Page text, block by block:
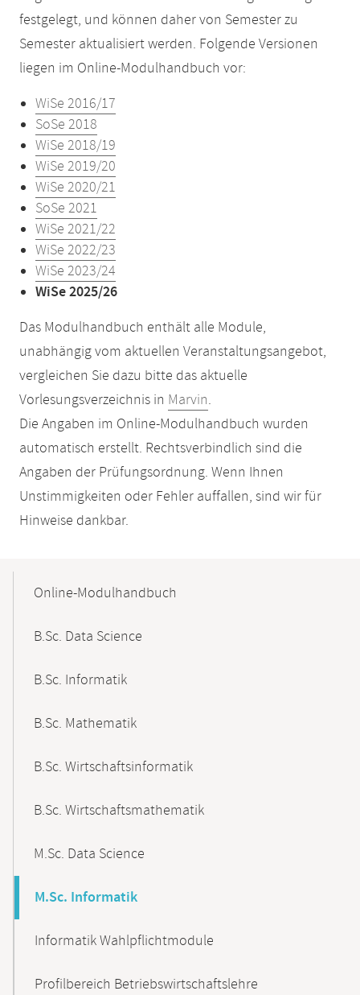
festgelegt, und können daher von Semester zu
Semester aktualisiert werden. Folgende Versionen
liegen im Online-Modulhandbuch vor:
WiSe 2016/17
SoSe 2018
WiSe 2018/19
WiSe 2019/20
WiSe 2020/21
SoSe 2021
WiSe 2021/22
WiSe 2022/23
WiSe 2023/24
WiSe 2025/26
Das Modulhandbuch enthält alle Module,
unabhängig vom aktuellen Veranstaltungsangebot,
vergleichen Sie dazu bitte das aktuelle
Vorlesungsverzeichnis in Marvin.
Die Angaben im Online-Modulhandbuch wurden
automatisch erstellt. Rechtsverbindlich sind die
Angaben der Prüfungsordnung. Wenn Ihnen
Unstimmigkeiten oder Fehler auffallen, sind wir für
Hinweise dankbar.
NavigationOnline-Modulhandbuch
B.Sc. Data Science
B.Sc. Informatik
B.Sc. Mathematik
B.Sc. Wirtschaftsinformatik
B.Sc. Wirtschaftsmathematik
M.Sc. Data Science
M.Sc. Informatik
Informatik Wahlpflichtmodule
Profilbereich Betriebswirtschaftslehre